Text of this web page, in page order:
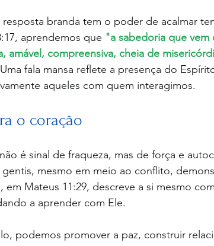
aprendemos que "a sabedoria que
amável, compreensiva, cheia de
fala mansa reflete a presença do
aqueles com quem interagimos.
o coração
é sinal de fraqueza, mas de força e
gentis, mesmo em meio ao conflito,
em Mateus 11:29, descreve a si mesmo
a aprender com Ele.
podemos promover a paz, construir